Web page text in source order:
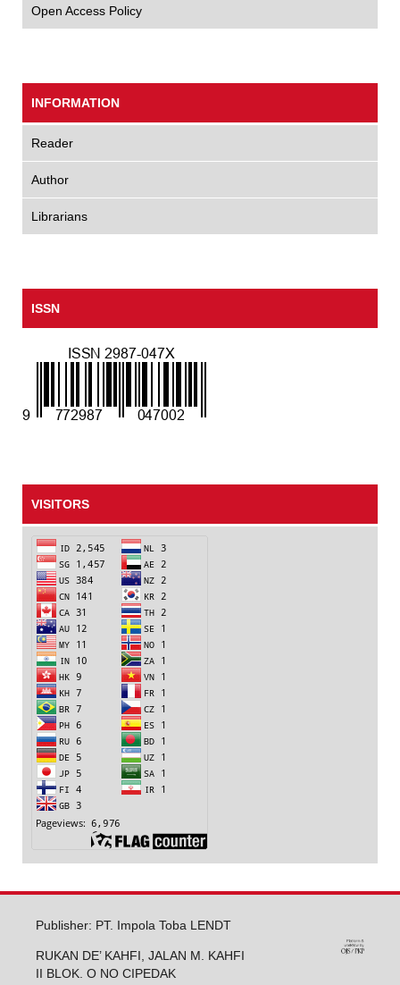
Open Access Policy
INFORMATION
Reader
Author
Librarians
ISSN
VISITORS
Publisher: PT. Impola Toba LENDT
RUKAN DE’ KAHFI, JALAN M. KAHFI
II BLOK. O NO CIPEDAK